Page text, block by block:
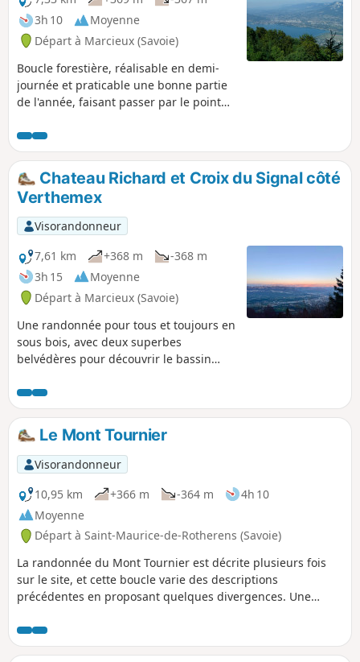
pierre ou métallique.
3h 10
Moyenne
Départ à Marcieux (Savoie)
Boucle forestière, réalisable en demi-
journée et praticable une bonne partie
de l'année, faisant passer par le point
Cluse de Chambéry et par les Échelles
de Chateau-Richard avec ses vues sur le
Lac d'Aiguebelette.
Chateau Richard et Croix du Signal côté
Verthemex
Visorandonneur
7,61 km
+368 m
-368 m
3h 15
Moyenne
Départ à Marcieux (Savoie)
Une randonnée pour tous et toujours en
sous bois, avec deux superbes
belvédères pour découvrir le bassin
des Bauges, le nord de la Chartreuse
(Mont Granier) et, cerise sur le gâteau,
sa majesté le Mont Blanc. Une petite
difficulté sous forme de trois échelles en
acier, que l'on peut contourner par un
autre chemin pour ne rien manquer.
Le Mont Tournier
Visorandonneur
10,95 km
+366 m -364 m
4h 10
Moyenne
Départ à Saint-Maurice-de-Rotherens (Savoie)
La randonnée du Mont Tournier est décrite plusieurs fois
sur le site, et cette boucle varie des descriptions
précédentes en proposant quelques divergences. Une
circulation automobile y est très réduite.